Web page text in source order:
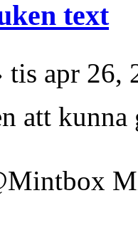
text
tis apr 26,
att